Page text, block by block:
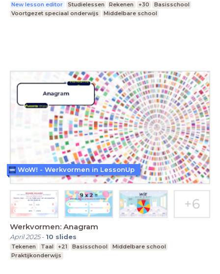
New lesson editor Studielessen Rekenen +30
Basisschool
Voortgezet speciaal onderwijs
Middelbare school
Werkvormen: Anagram
April 2025- 10 slides
Tekenen Taal +21 Basisschool
Middelbare school
Praktijkonderwijs
WoW! - Werkvormen in LessonUp